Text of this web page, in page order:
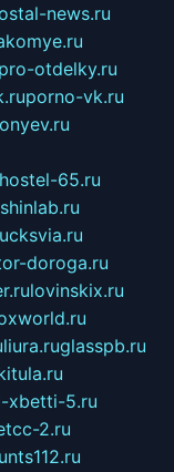
news.ru
pro-otdelky.ru
porno-vk.ru
hostel-65.ru
doroga.ru
lovinskix.ru
liura.ruglasspb.ru
xbetti-5.ru
2.ru